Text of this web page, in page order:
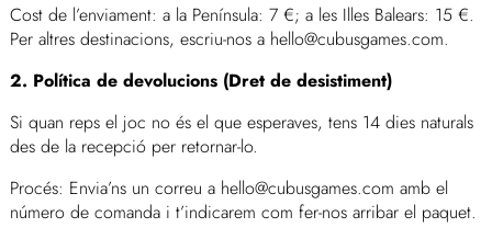
Cost de l’enviament: a la Península: 7 €; a les Illes Balears: 15 €.
Per altres destinacions, escriu-nos a hello@cubusgames.com.
2. Política de devolucions (Dret de desistiment)
Si quan reps el joc no és el que esperaves, tens 14 dies naturals
des de la recepció per retornar-lo.
Procés: Envia’ns un correu a hello@cubusgames.com amb el
número de comanda i t’indicarem com fer-nos arribar el paquet.